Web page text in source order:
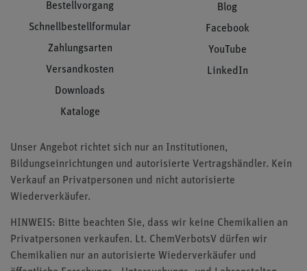
Bestellvorgang
Schnellbestellformular
Zahlungsarten
Versandkosten
Downloads
Kataloge
Blog
Facebook
YouTube
LinkedIn
Unser Angebot richtet sich nur an Institutionen,
Bildungseinrichtungen und autorisierte Vertragshändler. Kein
Verkauf an Privatpersonen und nicht autorisierte
Wiederverkäufer.
HINWEIS: Bitte beachten Sie, dass wir keine Chemikalien an
Privatpersonen verkaufen. Lt. ChemVerbotsV dürfen wir
Chemikalien nur an autorisierte Wiederverkäufer und